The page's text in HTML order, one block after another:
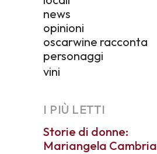
news
opinioni
oscarwine racconta
personaggi
vini
I PIÙ LETTI
Storie di donne:
Mariangela Cambria